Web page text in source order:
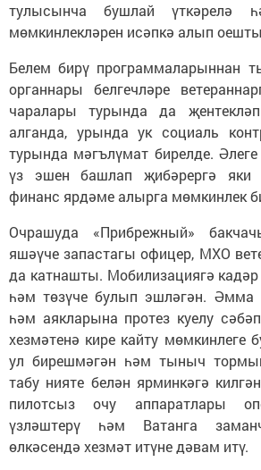
тулысынча бушлай үткәрелә
мөмкинлекләрен исәпкә алып
Белем бирү программаларыннан
органнары белгечләре
чаралары турында да
алганда, урында ук социаль
турында мәгълүмат бирелде.
үз эшен башлап җибәрергә яки
финанс ярдәме алырга мөмкинлек
Очрашуда «Прибрежный»
яшәүче запастагы офицер, МХО
да катнашты. Мобилизациягә кадәр
һәм төзүче булып эшләгән. Әмма
һәм аякларына протез куелу
хезмәтенә кире кайту мөмкинлеге
ул бирешмәгән һәм тыныч
табу нияте белән ярминкәгә
пилотсыз очу аппаратлары
үзләштерү һәм Ватанга
өлкәсендә хезмәт итүне дәвам итү.